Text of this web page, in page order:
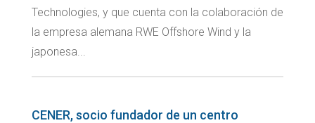
Technologies, y que cuenta con la colaboración de
la empresa alemana RWE Offshore Wind y la
japonesa...
CENER, socio fundador de un centro